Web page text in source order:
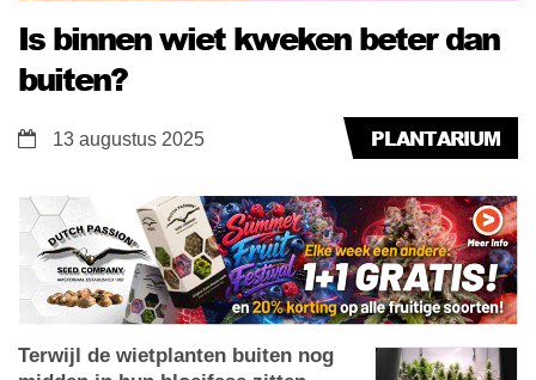
Is binnen wiet kweken beter dan
buiten?
PLANTARIUM
13 augustus 2025
Terwijl de wietplanten buiten nog